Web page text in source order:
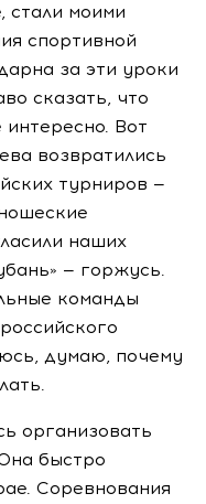
стали моими
спортивной
за эти уроки
сказать, что
Вот
возвратились
турниров —
наших
— горжусь.
команды
думаю, почему
организовать
быстро
Соревнования